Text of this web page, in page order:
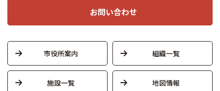
お問い合わせ
市役所案内 組織一覧
施設一覧 地図情報